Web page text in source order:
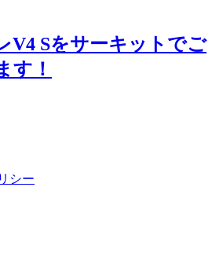
V4 Sをサーキットでご
す！
シー